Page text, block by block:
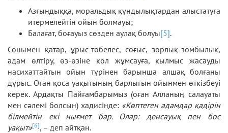
Азғындыққа, моральдық құндылықтардан алыстатуға
итермелейтін ойын болмауы;
Балағат, боғауыз сөзден аулақ болуы[5].
Сонымен қатар, ұрыс-төбелес, соғыс, зорлық-зомбылық,
адам өлтіру, өз-өзіне қол жұмсауға, қылмыс жасауды
насихаттайтын ойын түрінен барынша алшақ болғаны
дұрыс. Оған қоса уақытының барлығын ойынмен өткізбеуі
керек. Ардақты Пайғамбарымыз (оған Алланың салауаты
мен сәлемі болсын) хадисінде: «Көптеген адамдар қадірін
білмейтін екі нығмет бар. Олар: денсауық пен бос
уақыт»[6], – деп айтқан.